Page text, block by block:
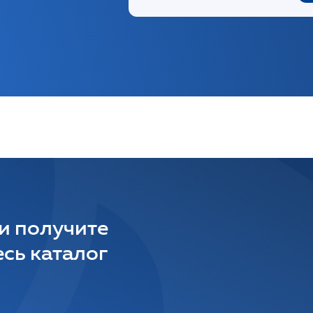
получите
каталог